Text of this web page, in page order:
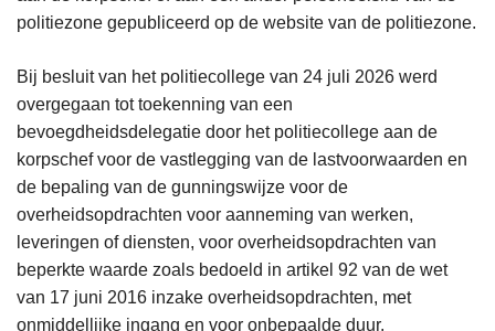
politiezone gepubliceerd op de website van de politiezone.
Bij besluit van het politiecollege van 24 juli 2026 werd
overgegaan tot toekenning van een
bevoegdheidsdelegatie door het politiecollege aan de
korpschef voor de vastlegging van de lastvoorwaarden en
de bepaling van de gunningswijze voor de
overheidsopdrachten voor aanneming van werken,
leveringen of diensten, voor overheidsopdrachten van
beperkte waarde zoals bedoeld in artikel 92 van de wet
van 17 juni 2016 inzake overheidsopdrachten, met
onmiddellijke ingang en voor onbepaalde duur.